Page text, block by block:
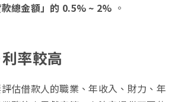
總金額」的 0.5% ~ 2% 。
率較高
估借款人的職業、年收入、財力、年